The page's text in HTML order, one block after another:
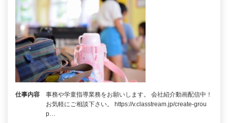
仕事内容
事務や学童指導業務をお願いします。 会社紹介動画配信中！
お気軽にご相談下さい。 https://v.classtream.jp/create-grou
p…